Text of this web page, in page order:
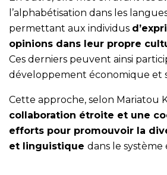
l’alphabétisation dans les
permettant aux individus
opinions dans leur propre
Ces derniers peuvent ainsi
développement économique et
Cette approche, selon Mariatou
collaboration étroite et une
efforts pour promouvoir la
et linguistique dans le système